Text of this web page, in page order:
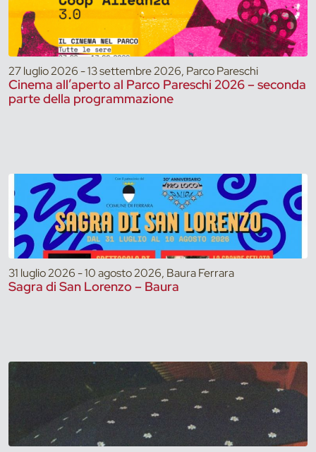
27 luglio 2026 - 13 settembre 2026, Parco Pareschi
Cinema all’aperto al Parco Pareschi 2026 – seconda
parte della programmazione
31 luglio 2026 - 10 agosto 2026, Baura Ferrara
Sagra di San Lorenzo – Baura